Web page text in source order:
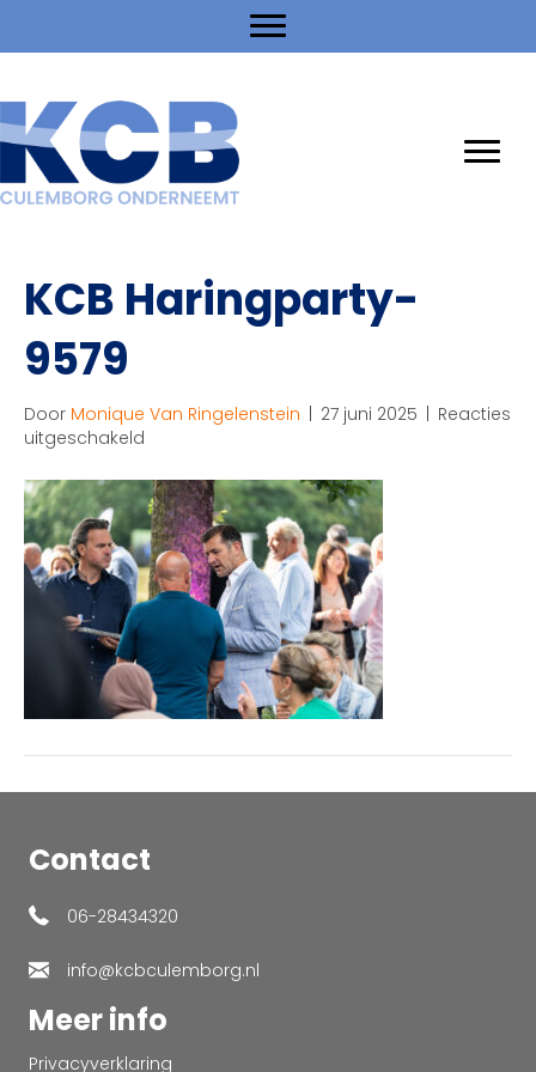
KCB Haringparty-
9579
Door Monique Van Ringelenstein | 27 juni 2025 | Reacties
uitgeschakeld
Haringparty-
9579
Contact
06-28434320
info@kcbculemborg.nl
Meer info
Privacyverklaring